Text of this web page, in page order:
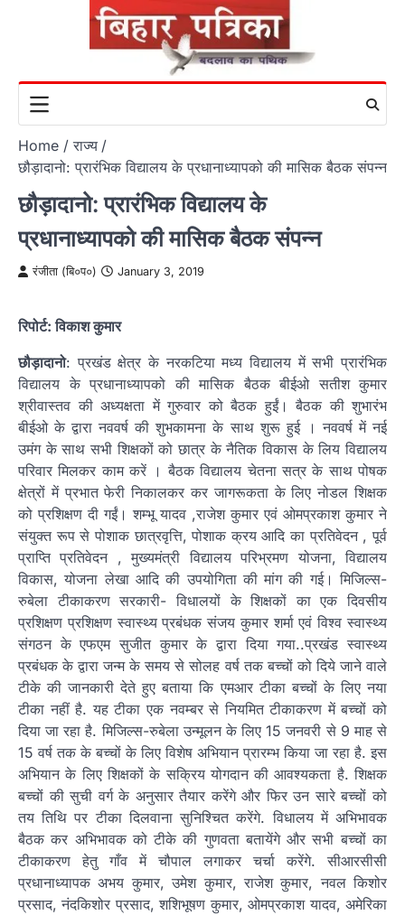
Home
राज्य
छौड़ादानो: प्रारंभिक विद्यालय के प्रधानाध्यापको की मासिक बैठक संपन्न
छौड़ादानो: प्रारंभिक विद्यालय के
प्रधानाध्यापको की मासिक बैठक संपन्न
रंजीता (बि०प०) January 3, 2019
रिपोर्ट: विकाश कुमार
छौड़ादानो: प्रखंड क्षेत्र के नरकटिया मध्य विद्यालय में सभी प्रारंभिक
विद्यालय के प्रधानाध्यापको की मासिक बैठक बीईओ सतीश कुमार
श्रीवास्तव की अध्यक्षता में गुरुवार को बैठक हुईं। बैठक की शुभारंभ
बीईओ के द्वारा नववर्ष की शुभकामना के साथ शुरू हुई । नववर्ष में नई
उमंग के साथ सभी शिक्षकों को छात्र के नैतिक विकास के लिय विद्यालय
परिवार मिलकर काम करें । बैठक विद्यालय चेतना सत्र के साथ पोषक
क्षेत्रों में प्रभात फेरी निकालकर कर जागरूकता के लिए नोडल शिक्षक
को प्रशिक्षण दी गईं। शम्भू यादव ,राजेश कुमार एवं ओमप्रकाश कुमार ने
संयुक्त रूप से पोशाक छात्रवृत्ति, पोशाक क्रय आदि का प्रतिवेदन , पूर्व
प्राप्ति प्रतिवेदन , मुख्यमंत्री विद्यालय परिभ्रमण योजना, विद्यालय
विकास, योजना लेखा आदि की उपयोगिता की मांग की गई। मिजिल्स-
रुबेला टीकाकरण सरकारी- विधालयों के शिक्षकों का एक दिवसीय
प्रशिक्षण प्रशिक्षण स्वास्थ्य प्रबंधक संजय कुमार शर्मा एवं विश्व स्वास्थ्य
संगठन के एफएम सुजीत कुमार के द्वारा दिया गया..प्रखंड स्वास्थ्य
प्रबंधक के द्वारा जन्म के समय से सोलह वर्ष तक बच्चों को दिये जाने वाले
टीके की जानकारी देते हुए बताया कि एमआर टीका बच्चों के लिए नया
टीका नहीं है. यह टीका एक नवम्बर से नियमित टीकाकरण में बच्चों को
दिया जा रहा है. मिजिल्स-रुबेला उन्मूलन के लिए 15 जनवरी से 9 माह से
15 वर्ष तक के बच्चों के लिए विशेष अभियान प्रारम्भ किया जा रहा है. इस
अभियान के लिए शिक्षकों के सक्रिय योगदान की आवश्यकता है. शिक्षक
बच्चों की सुची वर्ग के अनुसार तैयार करेंगे और फिर उन सारे बच्चों को
तय तिथि पर टीका दिलवाना सुनिश्चित करेंगे. विधालय में अभिभावक
बैठक कर अभिभावक को टीके की गुणवता बतायेंगे और सभी बच्चों का
टीकाकरण हेतु गाँव में चौपाल लगाकर चर्चा करेंगे. सीआरसीसी
प्रधानाध्यापक अभय कुमार, उमेश कुमार, राजेश कुमार, नवल किशोर
प्रसाद, नंदकिशोर प्रसाद, शशिभूषण कुमार, ओमप्रकाश यादव, अमेरिका